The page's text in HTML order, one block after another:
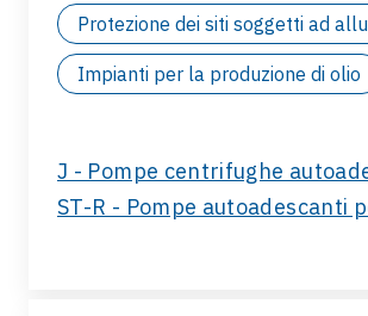
Protezione dei siti soggetti ad
Impianti per la produzione di olio
J - Pompe centrifughe
ST-R - Pompe autoadescanti